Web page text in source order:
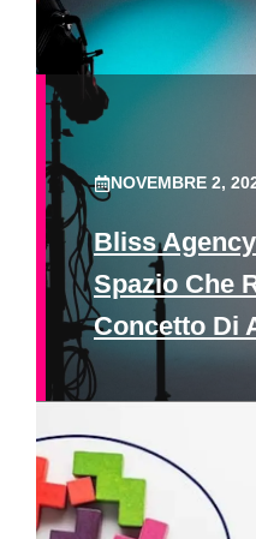
NOVEMBRE 2,
Bliss
Spazio Che
Concetto Di